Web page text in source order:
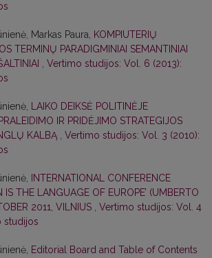
Markas Paura,
KOMPIUTERIŲ
TERMINŲ PARADIGMINIAI SEMANTINIAI
Vertimo studijos: Vol. 6 (2013):
LAIKO DEIKSĖ POLITINĖJE
IR PRIDĖJIMO STRATEGIJOS
KALBĄ
Vertimo studijos: Vol. 3 (2010):
INTERNATIONAL CONFERENCE
IS THE LANGUAGE OF EUROPE’ (UMBERTO
2011, VILNIUS
Vertimo studijos: Vol. 4
studijos
Editorial Board and Table of Contents